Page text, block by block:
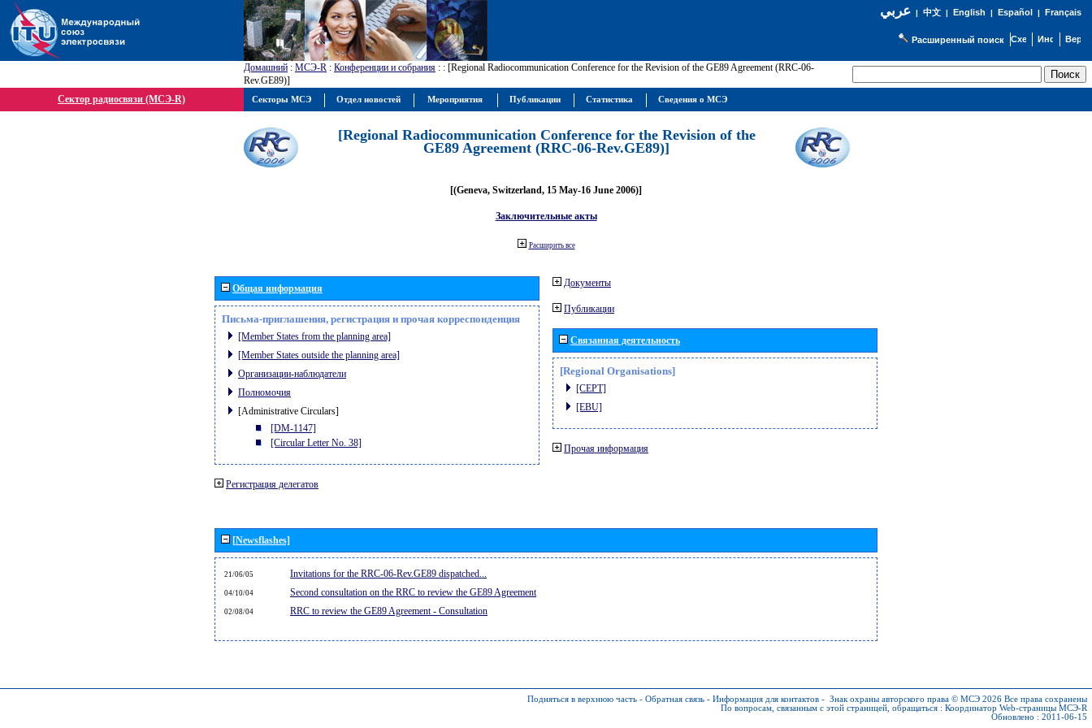
عربي| 中文| English | Español | Français
Расширенный поиск
Домашний : МСЭ-R : Конференции и собрания : : [Regional Radiocommunication Conference for the Revision of the GE89 Agreement (RRC-06-
Rev.GE89)]
Сектор радиосвязи (МСЭ-R)
[Regional Radiocommunication Conference for the Revision of the
GE89 Agreement (RRC-06-Rev.GE89)]
[(Geneva, Switzerland, 15 May-16 June 2006)]
Заключительные акты
Расширить все
Общая информация
Письма-приглашения, регистрация и прочая корреспонденция
[Member States from the planning area]
[Member States outside the planning area]
Организации-наблюдатели
Полномочия
[Administrative Circulars]
[DM-1147]
[Circular Letter No. 38]
Регистрация делегатов
Документы
Публикации
Связанная деятельность
[Regional Organisations]
[CEPT]
[EBU]
Прочая информация
[Newsflashes]
21/06/05 Invitations for the RRC-06-Rev.GE89 dispatched...
04/10/04 Second consultation on the RRC to review the GE89 Agreement
02/08/04 RRC to review the GE89 Agreement - Consultation
Подняться в верхнюю часть - Обратная связь - Информация для контактов - Знак охраны авторского права © МСЭ 2026 Все права сохранены
По вопросам, связанным с этой страницей, обращаться : Координатор Web-страницы МСЭ-R
Обновлено : 2011-06-15
Секторы МСЭ Отдел новостей Мероприятия Публикации Статистика Сведения о МСЭ